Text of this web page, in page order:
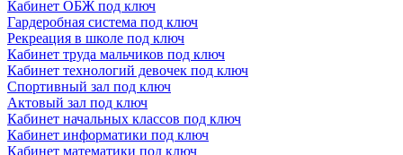
Кабинет ОБЖ под ключ
Гардеробная система под ключ
Рекреация в школе под ключ
Кабинет труда мальчиков под ключ
Кабинет технологий девочек под ключ
Спортивный зал под ключ
Актовый зал под ключ
Кабинет начальных классов под ключ
Кабинет информатики под ключ
Кабинет математики под ключ